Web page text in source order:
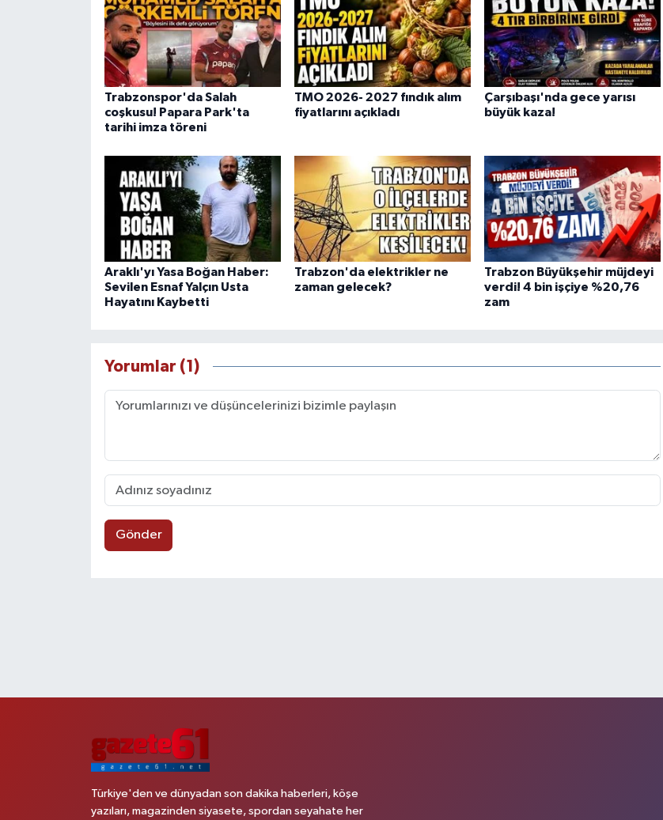
Trabzonspor'da Salah
coşkusu! Papara Park'ta
tarihi imza töreni
TMO 2026- 2027 fındık alım
fiyatlarını açıkladı
Çarşıbaşı'nda gece yarısı
büyük kaza!
Araklı'yı Yasa Boğan Haber:
Sevilen Esnaf Yalçın Usta
Hayatını Kaybetti
Trabzon'da elektrikler ne
zaman gelecek?
Trabzon Büyükşehir müjdeyi
verdi! 4 bin işçiye %20,76
zam
Yorumlar (1)
Gönder
Türkiye'den ve dünyadan son dakika haberleri, köşe
yazıları, magazinden siyasete, spordan seyahate her